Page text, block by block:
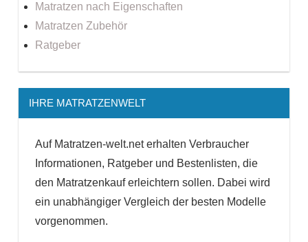
Matratzen nach Eigenschaften
Matratzen Zubehör
Ratgeber
IHRE MATRATZENWELT
Auf Matratzen-welt.net erhalten Verbraucher
Informationen, Ratgeber und Bestenlisten, die
den Matratzenkauf erleichtern sollen. Dabei wird
ein unabhängiger Vergleich der besten Modelle
vorgenommen.